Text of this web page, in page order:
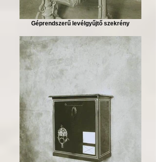
Géprendszerű levélgyűjtő szekrény